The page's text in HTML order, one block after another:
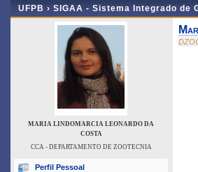
UFPB › SIGAA - Sistema Integrado de
MARIA LINDOMARCIA LEONARDO DA
COSTA
CCA - DEPARTAMENTO DE ZOOTECNIA
Perfil Pessoal